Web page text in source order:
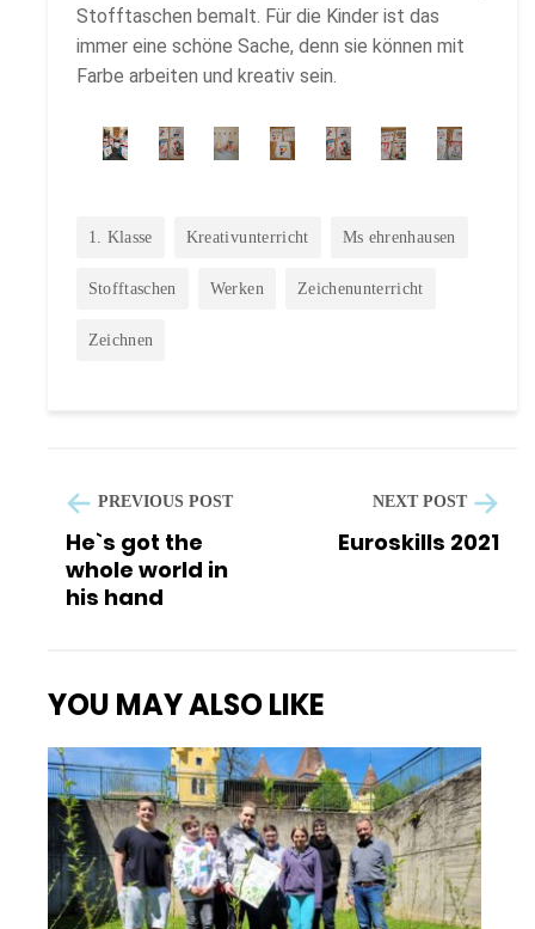
Stofftaschen bemalt. Für die Kinder ist das
immer eine schöne Sache, denn sie können mit
Farbe arbeiten und kreativ sein.
1. Klasse Kreativunterricht Ms ehrenhausen
Stofftaschen Werken Zeichenunterricht
Zeichnen
PREVIOUS POST
He`s got the
whole world in
his hand
NEXT POST
Euroskills 2021
YOU MAY ALSO LIKE